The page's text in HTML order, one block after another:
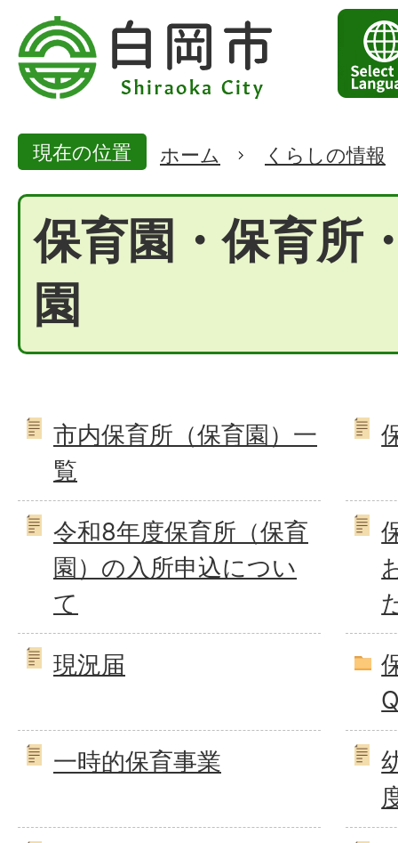
現在の位置 ホーム くらしの情報
保育園・保育所
園
市内保育所（保育園）一
覧
令和8年度保育所（保育
園）の入所申込につい
て
現況届
一時的保育事業